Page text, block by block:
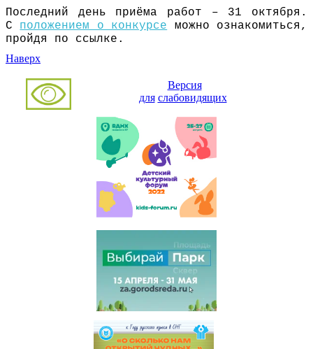
Последний день приёма работ – 31 октября.
С положением о конкурсе можно ознакомиться,
пройдя по ссылке.
Наверх
Версия
для слабовидящих